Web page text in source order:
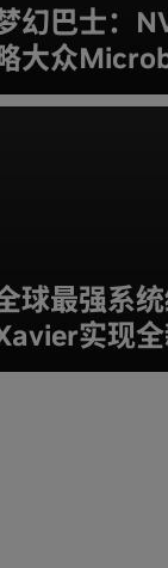
幻巴士：
大众
球最强系
实现